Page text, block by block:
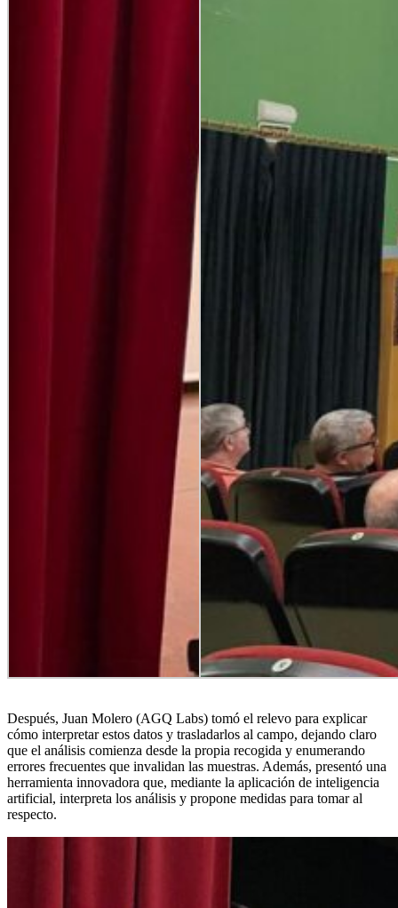
Después, Juan Molero (AGQ Labs) tomó el relevo para explicar
cómo interpretar estos datos y trasladarlos al campo, dejando claro
que el análisis comienza desde la propia recogida y enumerando
errores frecuentes que invalidan las muestras. Además, presentó una
herramienta innovadora que, mediante la aplicación de inteligencia
artificial, interpreta los análisis y propone medidas para tomar al
respecto.